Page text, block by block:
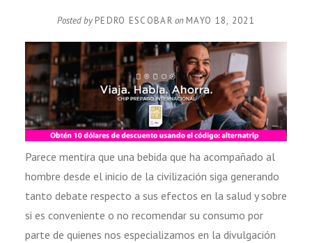
Posted by PEDRO ESCOBAR on MAYO 18, 2021
Parece mentira que una bebida que ha acompañado al
hombre desde el inicio de la civilización siga generando
tanto debate respecto a sus efectos en la salud y sobre
si es conveniente o no recomendar su consumo por
parte de quienes nos especializamos en la divulgación